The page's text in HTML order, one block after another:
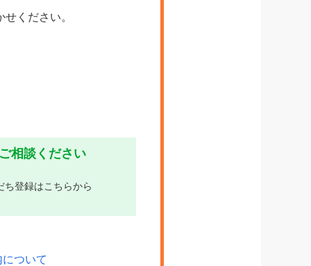
ください。
相談ください
ち登録はこちらから
ついて